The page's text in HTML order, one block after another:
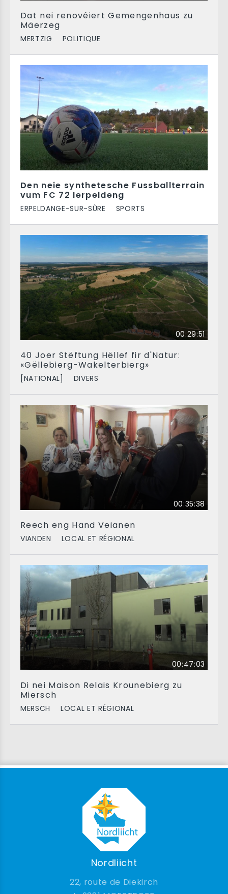
Dat nei renovéiert Gemengenhaus zu
Mäerzeg
MERTZIG POLITIQUE
Den neie synthetesche Fussballterrain
vum FC 72 Ierpeldeng
ERPELDANGE-SUR-SÛRE SPORTS
00:29:51
40 Joer Stëftung Hëllef fir d'Natur:
«Gëllebierg-Wakelterbierg»
[NATIONAL] DIVERS
00:35:38
Reech eng Hand Veianen
VIANDEN LOCAL ET RÉGIONAL
00:47:03
Di nei Maison Relais Krounebierg zu
Miersch
MERSCH LOCAL ET RÉGIONAL
Nordliicht
22, route de Diekirch